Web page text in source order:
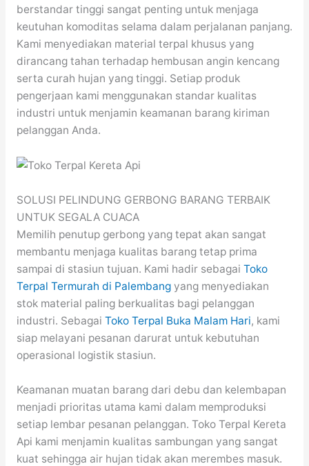
berstandar tinggi sangat penting untuk menjaga
keutuhan komoditas selama dalam perjalanan panjang.
Kami menyediakan material terpal khusus yang
dirancang tahan terhadap hembusan angin kencang
serta curah hujan yang tinggi. Setiap produk
pengerjaan kami menggunakan standar kualitas
industri untuk menjamin keamanan barang kiriman
pelanggan Anda.
SOLUSI PELINDUNG GERBONG BARANG TERBAIK
UNTUK SEGALA CUACA
Memilih penutup gerbong yang tepat akan sangat
membantu menjaga kualitas barang tetap prima
sampai di stasiun tujuan. Kami hadir sebagai Toko
Terpal Termurah di Palembangyang menyediakan
stok material paling berkualitas bagi pelanggan
industri. Sebagai Toko Terpal Buka Malam Hari, kami
siap melayani pesanan darurat untuk kebutuhan
operasional logistik stasiun.
Keamanan muatan barang dari debu dan kelembapan
menjadi prioritas utama kami dalam memproduksi
setiap lembar pesanan pelanggan. Toko Terpal Kereta
Api kami menjamin kualitas sambungan yang sangat
kuat sehingga air hujan tidak akan merembes masuk.